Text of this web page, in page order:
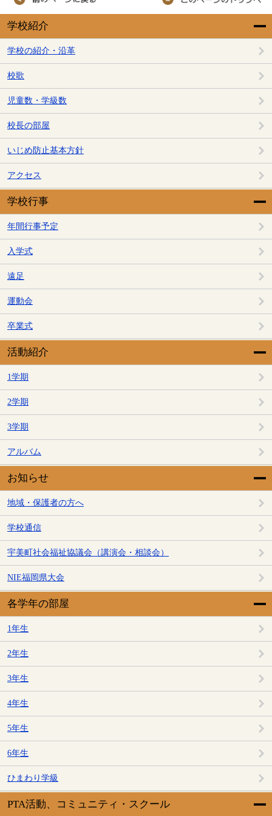
学校紹介
学校の紹介・沿革
校歌
児童数・学級数
校長の部屋
いじめ防止基本方針
アクセス
学校行事
年間行事予定
入学式
遠足
運動会
卒業式
活動紹介
1学期
2学期
3学期
アルバム
お知らせ
地域・保護者の方へ
学校通信
宇美町社会福祉協議会（講演会・相談会）
NIE福岡県大会
各学年の部屋
1年生
2年生
3年生
4年生
5年生
6年生
ひまわり学級
PTA活動、コミュニティ・スクール